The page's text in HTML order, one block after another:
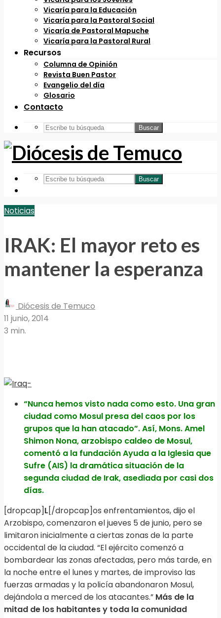
Vicaría para la Educación
Vicaría para la Pastoral Social
Vicaría de Pastoral Mapuche
Vicaría para la Pastoral Rural
Recursos
Columna de Opinión
Revista Buen Pastor
Evangelio del día
Glosario
Contacto
Buscar
Buscar
Noticias
IRAK: El mayor reto es
mantener la esperanza
Diócesis de Temuco
11 junio, 2014
3 min.
“Nunca hemos visto nada como esto. Una gran
ciudad como Mosul presa del caos por los
grupos que la han atacado”. Así, Mons. Amel
Shimon Nona, arzobispo caldeo de Mosul,
comentó a la fundación Ayuda a la Iglesia que
Sufre (AIS) la dramática situación de la
segunda ciudad de Irak, asediada por casi dos
días.
[dropcap]L[/dropcap]os enfrentamientos, dijo el
Arzobispo, comenzaron el jueves 5 ​​de junio, pero se
limitaron inicialmente a ciertas zonas de la parte
occidental de la ciudad. “El ejército comenzó a
bombardear las zonas afectadas, pero más tarde, en
la noche entre el lunes y martes, de improviso las
fuerzas armadas y la policía abandonaron Mosul,
dejándola a merced de los atacantes.” Más de la
mitad de los habitantes y toda la comunidad